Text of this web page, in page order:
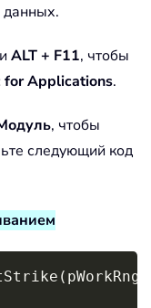
данных.
ALT + F11, чтобы
for Applications.
, чтобы
следующий код
( pWorkRng
Copy